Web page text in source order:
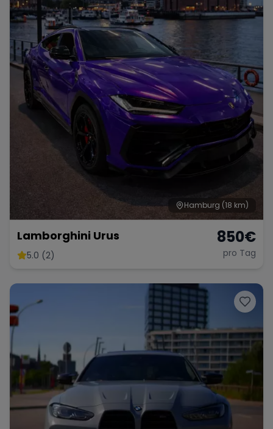
Hamburg (18 km)
Lamborghini Urus
5.0 (2)
850€
pro Tag